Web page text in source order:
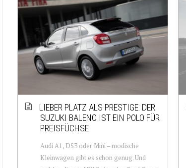
LIEBER PLATZ ALS PRESTIGE: DER
SUZUKI BALENO IST EIN POLO FÜR
PREISFÜCHSE
Audi A1, DS3 oder Mini – modische
Kleinwagen gibt es schon genug. Und